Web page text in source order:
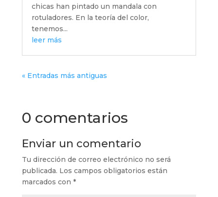
chicas han pintado un mandala con
rotuladores. En la teoría del color,
tenemos...
leer más
« Entradas más antiguas
0 comentarios
Enviar un comentario
Tu dirección de correo electrónico no será
publicada. Los campos obligatorios están
marcados con *